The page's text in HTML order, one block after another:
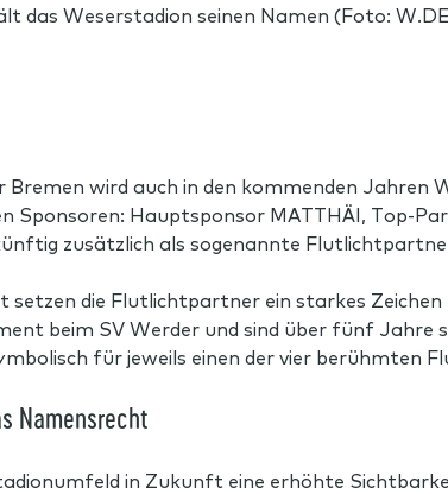
das Weserstadion seinen Namen (Foto:
wird auch in den kommenden Jahren
Hauptsponsor MATTHÄI, Top-
zusätzlich als sogenannte
die Flutlichtpartner ein starkes
beim SV Werder und sind über fünf
für jeweils einen der vier berühmten
Namensrecht
in Zukunft eine erhöhte